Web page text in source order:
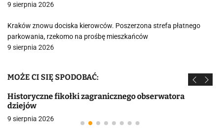
9 sierpnia 2026
Kraków znowu dociska kierowców. Poszerzona strefa płatnego
parkowania, rzekomo na prośbę mieszkańców
9 sierpnia 2026
MOŻE CI SIĘ SPODOBAĆ:
Historyczne fikołki zagranicznego obserwatora
dziejów
9 sierpnia 2026